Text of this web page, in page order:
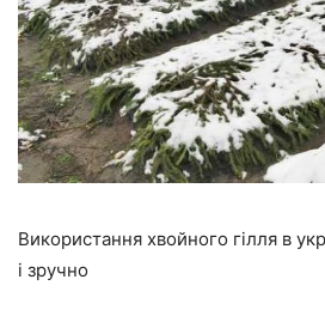
Використання хвойного гілля в
і зручно